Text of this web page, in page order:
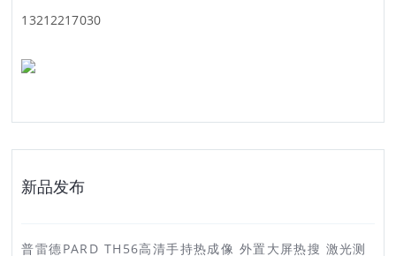
13212217030
新品发布
普雷德PARD TH56高清手持热成像 外置大屏热搜 激光测